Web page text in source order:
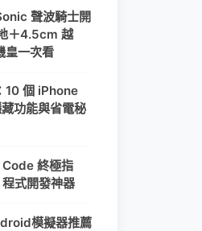
聲波騎士開
＋4.5cm 越
皇一次看
10 個 iPhone
功能與省電秘
終極指
式開發神器
模擬器推薦